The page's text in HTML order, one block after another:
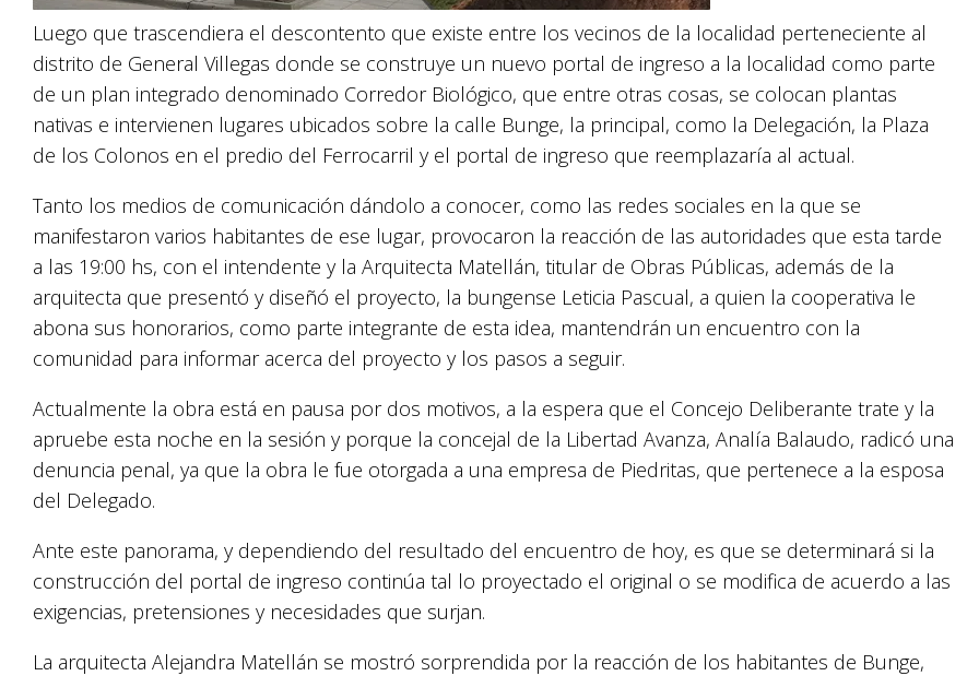
Luego que trascendiera el descontento que existe entre los vecinos de la localidad perteneciente al
distrito de General Villegas donde se construye un nuevo portal de ingreso a la localidad como parte
de un plan integrado denominado Corredor Biológico, que entre otras cosas, se colocan plantas
nativas e intervienen lugares ubicados sobre la calle Bunge, la principal, como la Delegación, la Plaza
de los Colonos en el predio del Ferrocarril y el portal de ingreso que reemplazaría al actual.
Tanto los medios de comunicación dándolo a conocer, como las redes sociales en la que se
manifestaron varios habitantes de ese lugar, provocaron la reacción de las autoridades que esta tarde
a las 19:00 hs, con el intendente y la Arquitecta Matellán, titular de Obras Públicas, además de la
arquitecta que presentó y diseñó el proyecto, la bungense Leticia Pascual, a quien la cooperativa le
abona sus honorarios, como parte integrante de esta idea, mantendrán un encuentro con la
comunidad para informar acerca del proyecto y los pasos a seguir.
Actualmente la obra está en pausa por dos motivos, a la espera que el Concejo Deliberante trate y la
apruebe esta noche en la sesión y porque la concejal de la Libertad Avanza, Analía Balaudo, radicó una
denuncia penal, ya que la obra le fue otorgada a una empresa de Piedritas, que pertenece a la esposa
del Delegado.
Ante este panorama, y dependiendo del resultado del encuentro de hoy, es que se determinará si la
construcción del portal de ingreso continúa tal lo proyectado el original o se modifica de acuerdo a las
exigencias, pretensiones y necesidades que surjan.
La arquitecta Alejandra Matellán se mostró sorprendida por la reacción de los habitantes de Bunge,